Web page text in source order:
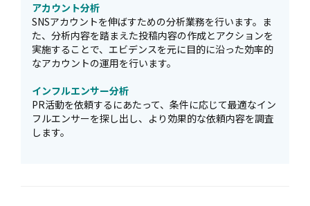
アカウント分析
SNSアカウントを伸ばすための分析業務を行います。ま
た、分析内容を踏まえた投稿内容の作成とアクションを
実施することで、エビデンスを元に目的に沿った効率的
なアカウントの運用を行います。
インフルエンサー分析
PR活動を依頼するにあたって、条件に応じて最適なイン
フルエンサーを探し出し、より効果的な依頼内容を調査
します。​